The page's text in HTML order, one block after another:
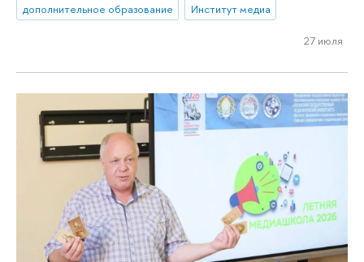
дополнительное образование
Институт медиа
27 июля